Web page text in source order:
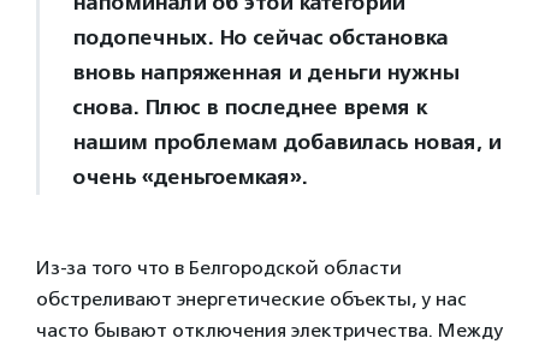
подопечных. Но сейчас обстановка
вновь напряженная и деньги нужны
снова. Плюс в последнее время к
нашим проблемам добавилась новая, и
очень «деньгоемкая».
Из-за того что в Белгородской области
обстреливают энергетические объекты, у нас
часто бывают отключения электричества. Между